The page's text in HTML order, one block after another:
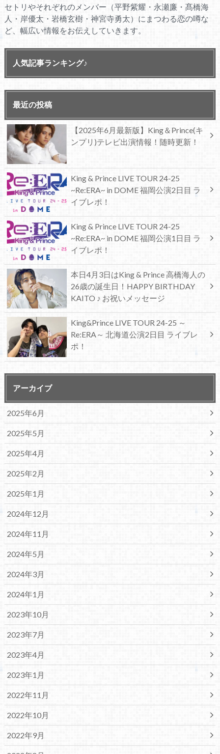
セトリやそれぞれのメンバー（平野紫耀・永瀬廉・髙橋海
人・岸優太・岩橋玄樹・神宮寺勇太）にまつわる恋の噂な
ど、幅広い情報をお伝えしていきます。
人気記事ランキング♪
最近の投稿
【2025年6月最新版】King＆Prince(キ
ンプリ)テレビ出演情報！随時更新！
King & Prince LIVE TOUR 24-25
~Re:ERA~ in DOME 福岡公演2日目 ラ
イブレポ！
King & Prince LIVE TOUR 24-25
~Re:ERA~ in DOME 福岡公演1日目 ラ
イブレポ！
本日4月3日はKing & Prince 高橋海人の
26歳の誕生日！HAPPY BIRTHDAY
KAITO ♪ お祝いメッセージ
King&Prince LIVE TOUR 24-25 ～
Re:ERA～ 北海道公演2日目 ライブレ
ポ！
アーカイブ
2025年6月
2025年5月
2025年4月
2025年2月
2025年1月
2024年12月
2024年11月
2024年5月
2024年3月
2024年1月
2023年10月
2023年7月
2023年4月
2023年1月
2022年11月
2022年10月
2022年9月